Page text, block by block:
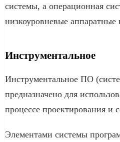
системы, а операционная
низкоуровневые аппаратные
Инструментальное
Инструментальное ПО
предназначено для
процессе проектирования и
Элементами системы